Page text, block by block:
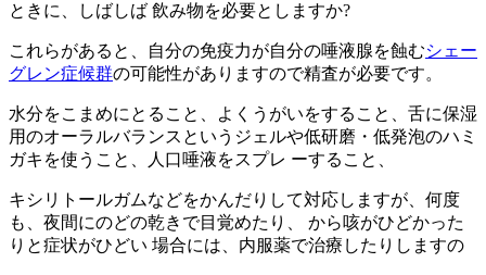
ときに、しばしば 飲み物を必要としますか?
これらがあると、自分の免疫力が自分の唾液腺を蝕むシェー
グレン症候群の可能性がありますので精査が必要です。
水分をこまめにとること、よくうがいをすること、舌に保湿
用のオーラルバランスというジェルや低研磨・低発泡のハミ
ガキを使うこと、人口唾液をスプレ ーすること、
キシリトールガムなどをかんだりして対応しますが、何度
も、夜間にのどの乾きで目覚めたり、 から咳がひどかった
りと症状がひどい 場合には、内服薬で治療したりしますの